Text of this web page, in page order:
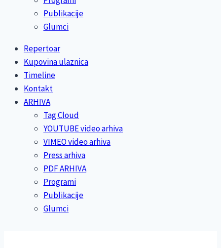
Publikacije
Glumci
Repertoar
Kupovina ulaznica
Timeline
Kontakt
ARHIVA
Tag Cloud
YOUTUBE video arhiva
VIMEO video arhiva
Press arhiva
PDF ARHIVA
Programi
Publikacije
Glumci